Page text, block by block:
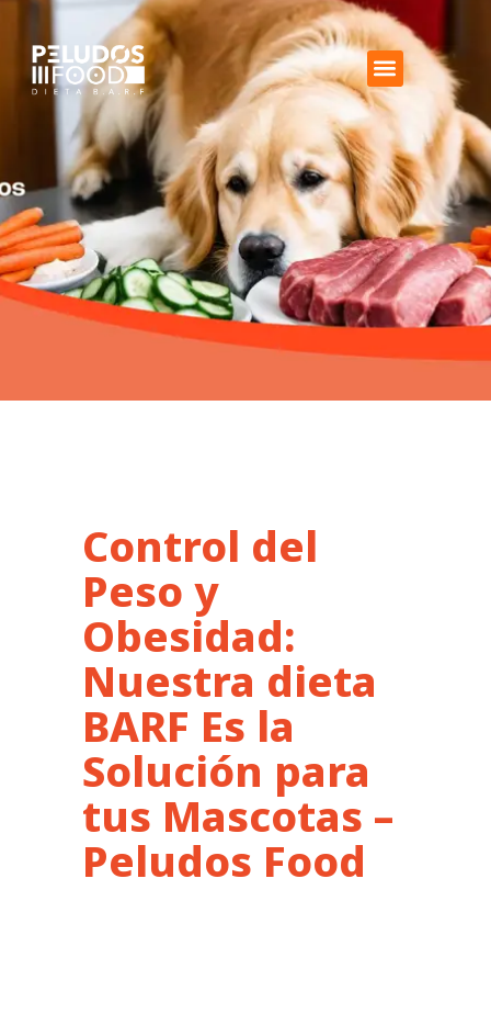
Control del
Peso y
Obesidad:
Nuestra dieta
BARF Es la
Solución para
tus Mascotas –
Peludos Food